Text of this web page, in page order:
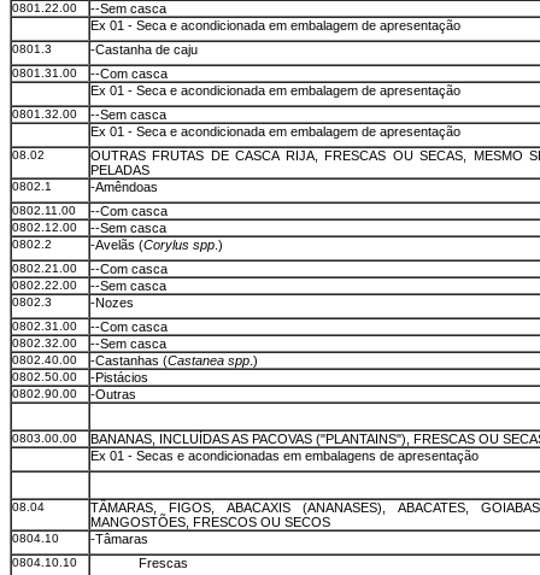
0801.22.00
--Sem casca
Ex 01 - Seca e acondicionada em embalagem de apresentação
0801.3 -Castanha de caju
0801.31.00
--Com casca
Ex 01 - Seca e acondicionada em embalagem de apresentação
0801.32.00
--Sem casca
Ex 01 - Seca e acondicionada em embalagem de apresentação
08.02
OUTRAS FRUTAS DE CASCA RIJA, FRESCAS OU SECAS, MESMO
PELADAS
0802.1 -Amêndoas
0802.11.00 --Com casca
0802.12.00 --Sem casca
0802.2 -Avelãs (Corylus spp .)
0802.21.00 --Com casca
0802.22.00 --Sem casca
0802.3 -Nozes
0802.31.00 --Com casca
0802.32.00 --Sem casca
0802.40.00 -Castanhas (Castanea spp .)
0802.50.00 -Pistácios
0802.90.00 -Outras
0803.00.00
BANANAS, INCLUÍDAS AS PACOVAS ("PLANTAINS"), FRESCAS OU
Ex 01 - Secas e acondicionadas em embalagens de apresentação
08.04
TÂMARAS, FIGOS, ABACAXIS (ANANASES), ABACATES,
MANGOSTÕES, FRESCOS OU SECOS
0804.10 -Tâmaras
0804.10.10 Frescas